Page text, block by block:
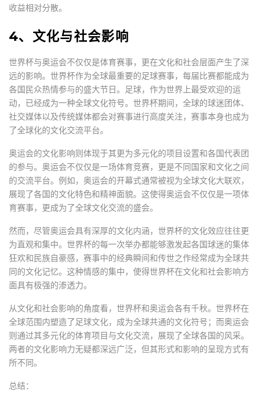
收益相对分散。
4、文化与社会影响
世界杯与奥运会不仅仅是体育赛事，更在文化和社会层面产生了深
远的影响。世界杯作为全球最重要的足球赛事，每届比赛都能成为
各国民众热情参与的盛大节日。足球，作为世界上最受欢迎的运
动，已经成为一种全球文化符号。世界杯期间，全球的球迷团体、
社交媒体以及传统媒体都会对赛事进行高度关注，赛事本身也成为
了全球化的文化交流平台。
奥运会的文化影响则体现于其更为多元化的项目设置和各国代表团
的参与。奥运会不仅仅是一场体育竞赛，更是不同国家和文化之间
的交流平台。例如，奥运会的开幕式通常被视为全球文化大联欢，
展现了各国的文化特色和精神面貌。这使得奥运会不仅仅是一项体
育赛事，更成为了全球文化交流的盛会。
然而，尽管奥运会具有深厚的文化内涵，世界杯的文化效应往往更
为直观和集中。世界杯的每一次举办都能够激发起各国球迷的集体
狂欢和民族自豪感，赛事中的经典瞬间和传世之作经常成为全球共
同的文化记忆。这种情感的集中，使得世界杯在文化和社会影响方
面具有极强的渗透力。
从文化和社会影响的角度看，世界杯和奥运会各有千秋。世界杯在
全球范围内塑造了足球文化，成为全球共通的文化符号；而奥运会
则通过其多元化的体育项目与文化交流，展现了全球各国的风采。
两者的文化影响力无疑都深远广泛，但其形式和影响的呈现方式有
所不同。
总结：